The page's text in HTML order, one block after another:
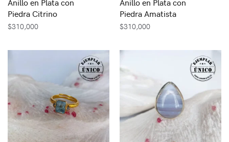
Piedra Citrino
$310,000
Piedra Amatista
$310,000